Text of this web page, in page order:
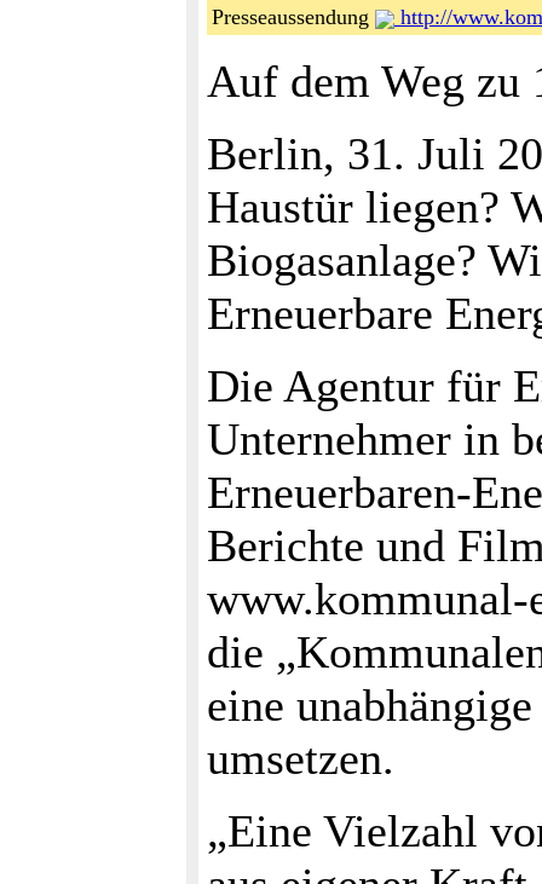
Presseaussendung http://
Auf dem Weg zu
Berlin, 31. Juli
Haustür liegen?
Biogasanlage?
Erneuerbare
Die Agentur für
Unternehmer in
Erneuerbaren-
Berichte und
www.kommunal-
die
eine
umsetzen.
„Eine Vielzahl